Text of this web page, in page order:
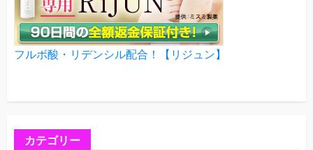
フルボ酸・リデンシル配合！【リジュン】
カテゴリー